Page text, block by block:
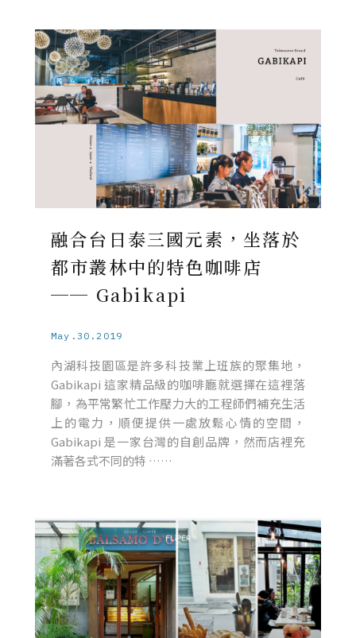
融合台日泰三國元素，坐落於
都市叢林中的特色咖啡店
── Gabikapi
May.30.2019
內湖科技園區是許多科技業上班族的聚集地，
Gabikapi 這家精品級的咖啡廳就選擇在這裡落
腳，為平常繁忙工作壓力大的工程師們補充生活
上的電力，順便提供一處放鬆心情的空間，
Gabikapi 是一家台灣的自創品牌，然而店裡充
滿著各式不同的特 ……